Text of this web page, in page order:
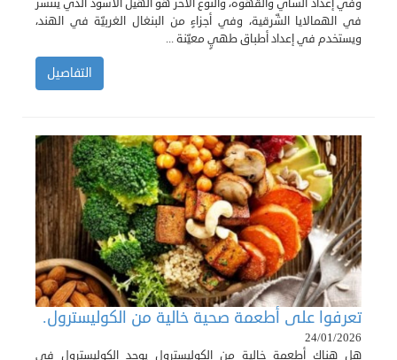
وفي إعداد الشّاي والقهوة، والنوع الآخر هو الهيل الأسود الذي ينتشر
في الهمالايا الشّرقية، وفي أجزاءٍ من البنغال الغربيّة في الهند،
ويستخدم في إعداد أطباق طهيٍ معيّنة ...
التفاصيل
تعرفوا على أطعمة صحية خالية من الكوليسترول.
24/01/2026
هل هناك أطعمة خالية من الكوليسترول يوجد الكوليسترول في